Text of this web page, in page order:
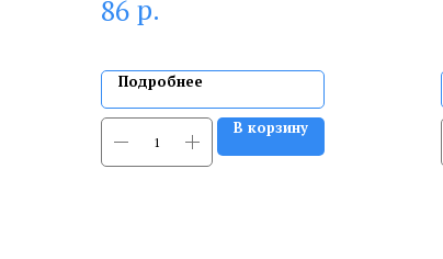
86 р.
Подробнее
В корзину